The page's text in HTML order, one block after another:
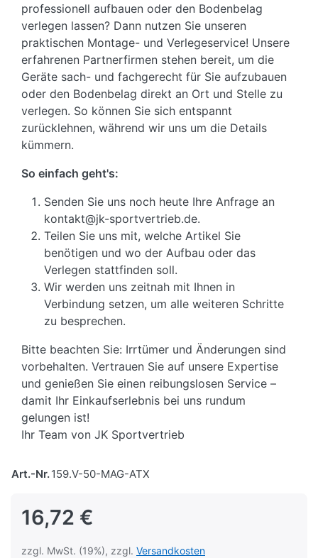
professionell aufbauen oder den Bodenbelag
verlegen lassen? Dann nutzen Sie unseren
praktischen Montage- und Verlegeservice! Unsere
erfahrenen Partnerfirmen stehen bereit, um die
Geräte sach- und fachgerecht für Sie aufzubauen
oder den Bodenbelag direkt an Ort und Stelle zu
verlegen. So können Sie sich entspannt
zurücklehnen, während wir uns um die Details
kümmern.
So einfach geht's:
Senden Sie uns noch heute Ihre Anfrage an
kontakt@jk-sportvertrieb.de.
Teilen Sie uns mit, welche Artikel Sie
benötigen und wo der Aufbau oder das
Verlegen stattfinden soll.
Wir werden uns zeitnah mit Ihnen in
Verbindung setzen, um alle weiteren Schritte
zu besprechen.
Bitte beachten Sie: Irrtümer und Änderungen sind
vorbehalten. Vertrauen Sie auf unsere Expertise
und genießen Sie einen reibungslosen Service –
damit Ihr Einkaufserlebnis bei uns rundum
gelungen ist!
Ihr Team von JK Sportvertrieb
Art.-Nr.159.V-50-MAG-ATX
16,72 €
zzgl. MwSt. (19%), zzgl. Versandkosten